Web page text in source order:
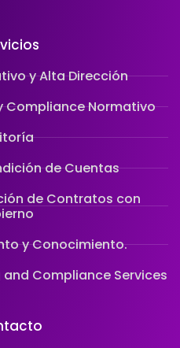
y Alta Dirección
Compliance Normativo
de Cuentas
de Contratos con
y Conocimiento.
Compliance Services